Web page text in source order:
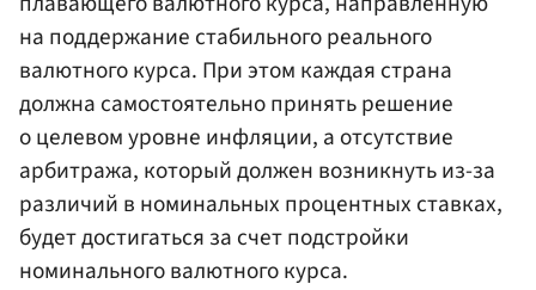
на поддержание стабильного реального
валютного курса. При этом каждая страна
должна самостоятельно принять решение
о целевом уровне инфляции, а отсутствие
арбитража, который должен возникнуть из-за
различий в номинальных процентных ставках,
будет достигаться за счет подстройки
номинального валютного курса.